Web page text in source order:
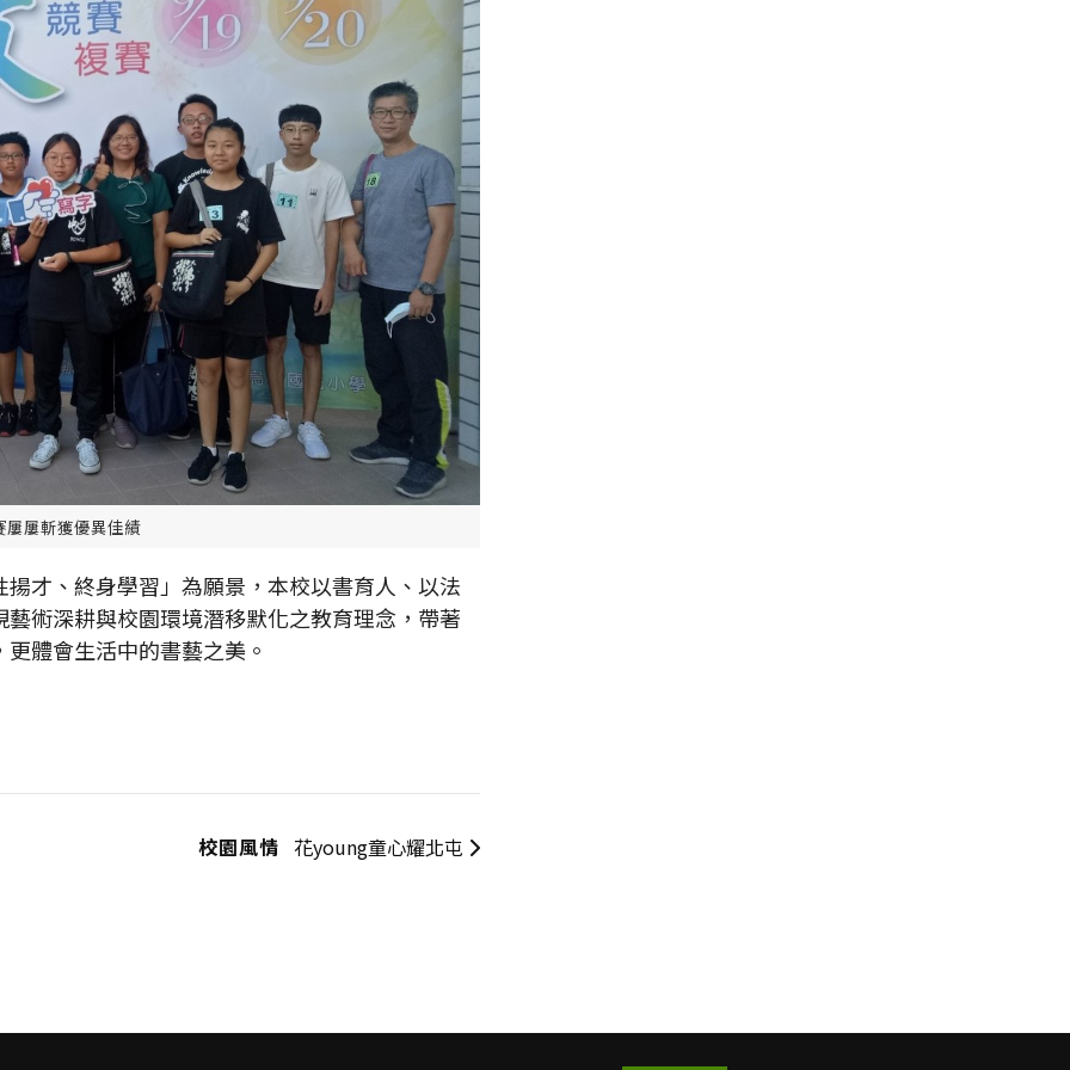
屢屢斬獲優異佳績
、終身學習」為願景，本校以書育人、以法
術深耕與校園環境潛移默化之教育理念，帶著
體會生活中的書藝之美。
校園風情 花young童心耀北屯